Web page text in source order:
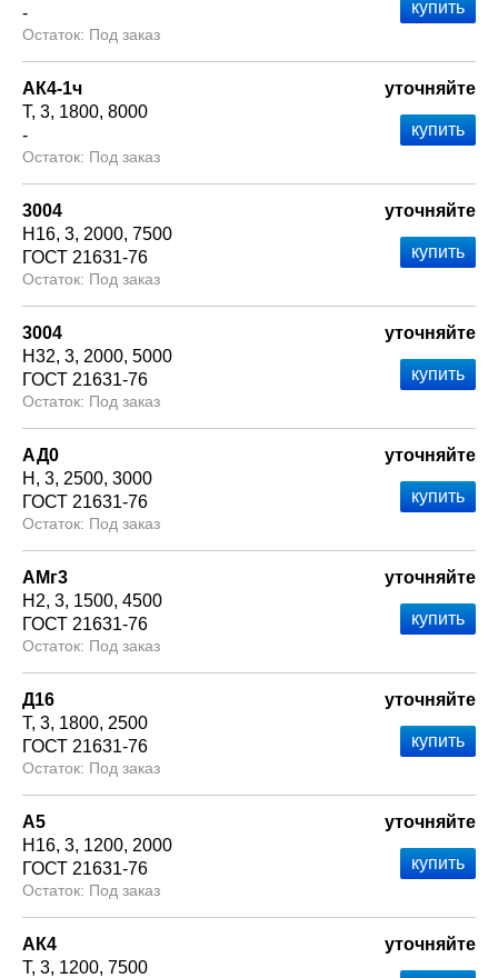
-
Под заказ
АК4-1ч
Т 3 1800 8000
-
Под заказ
уточняйте
3004
Н16 3 2000 7500
ГОСТ 21631-76
Под заказ
уточняйте
3004
Н32 3 2000 5000
ГОСТ 21631-76
Под заказ
уточняйте
АД0
Н
3 2500 3000
ГОСТ 21631-76
Под заказ
уточняйте
АМг3
Н2 3 1500 4500
ГОСТ 21631-76
Под заказ
уточняйте
Д16
Т 3 1800 2500
ГОСТ 21631-76
Под заказ
уточняйте
А5
Н16 3 1200 2000
ГОСТ 21631-76
Под заказ
уточняйте
АК4
Т 3 1200 7500
уточняйте